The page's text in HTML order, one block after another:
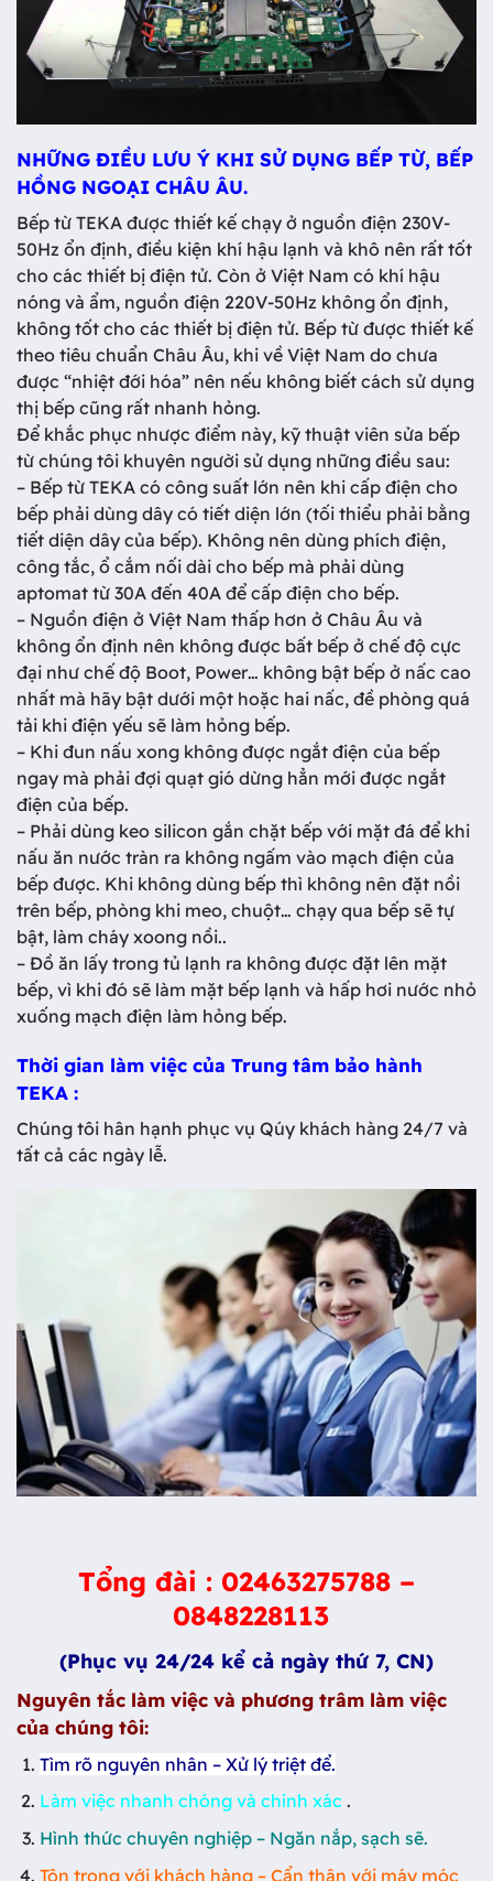
NHỮNG ĐIỀU LƯU Ý KHI SỬ DỤNG BẾP TỪ, BẾP
HỒNG NGOẠI CHÂU ÂU.
Bếp từ TEKA được thiết kế chạy ở nguồn điện 230V-
50Hz ổn định, điều kiện khí hậu lạnh và khô nên rất tốt
cho các thiết bị điện tử. Còn ở Việt Nam có khí hậu
nóng và ẩm, nguồn điện 220V-50Hz không ổn định,
không tốt cho các thiết bị điện tử. Bếp từ được thiết kế
theo tiêu chuẩn Châu Âu, khi về Việt Nam do chưa
được “nhiệt đới hóa” nên nếu không biết cách sử dụng
thị bếp cũng rất nhanh hỏng.
Để khắc phục nhược điểm này, kỹ thuật viên sửa bếp
từ chúng tôi khuyên người sử dụng những điều sau:
– Bếp từ TEKA có công suất lớn nên khi cấp điện cho
bếp phải dùng dây có tiết diện lớn (tối thiểu phải bằng
tiết diện dây của bếp). Không nên dùng phích điện,
công tắc, ổ cắm nối dài cho bếp mà phải dùng
aptomat từ 30A đến 40A để cấp điện cho bếp.
– Nguồn điện ở Việt Nam thấp hơn ở Châu Âu và
không ổn định nên không được bất bếp ở chế độ cực
đại như chế độ Boot, Power… không bật bếp ở nấc cao
nhất mà hãy bật dưới một hoặc hai nấc, đề phòng quá
tải khi điện yếu sẽ làm hỏng bếp.
– Khi đun nấu xong không được ngắt điện của bếp
ngay mà phải đợi quạt gió dừng hẳn mới được ngắt
điện của bếp.
– Phải dùng keo silicon gắn chặt bếp với mặt đá để khi
nấu ăn nước tràn ra không ngấm vào mạch điện của
bếp được. Khi không dùng bếp thì không nên đặt nồi
trên bếp, phòng khi meo, chuột… chạy qua bếp sẽ tự
bật, làm cháy xoong nồi..
– Đồ ăn lấy trong tủ lạnh ra không được đặt lên mặt
bếp, vì khi đó sẽ làm mặt bếp lạnh và hấp hơi nước nhỏ
xuống mạch điện làm hỏng bếp.
Thời gian làm việc của Trung tâm bảo hành
TEKA :
Chúng tôi hân hạnh phục vụ Qúy khách hàng 24/7 và
tất cả các ngày lễ.
Tổng đài : 02463275788 –
0848228113
(Phục vụ 24/24 kể cả ngày thứ 7, CN)
Nguyên tắc làm việc và phương trâm làm việc
của chúng tôi:
Tìm rõ nguyên nhân – Xử lý triệt để.
Làm việc nhanh chóng và chính xác .
Hình thức chuyên nghiệp – Ngăn nắp, sạch sẽ.
Tôn trọng với khách hàng – Cẩn thận với máy móc